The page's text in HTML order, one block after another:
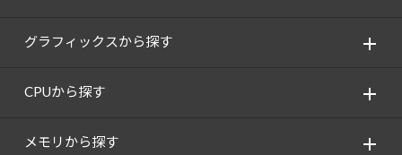
グラフィックスから探す
CPUから探す
メモリから探す